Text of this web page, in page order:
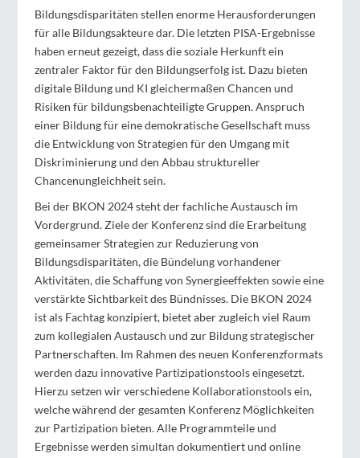
Bildungsdisparitäten stellen enorme Herausforderungen
für alle Bildungsakteure dar. Die letzten PISA-Ergebnisse
haben erneut gezeigt, dass die soziale Herkunft ein
zentraler Faktor für den Bildungserfolg ist. Dazu bieten
digitale Bildung und KI gleichermaßen Chancen und
Risiken für bildungsbenachteiligte Gruppen. Anspruch
einer Bildung für eine demokratische Gesellschaft muss
die Entwicklung von Strategien für den Umgang mit
Diskriminierung und den Abbau struktureller
Chancenungleichheit sein.
Bei der BKON 2024 steht der fachliche Austausch im
Vordergrund. Ziele der Konferenz sind die Erarbeitung
gemeinsamer Strategien zur Reduzierung von
Bildungsdisparitäten, die Bündelung vorhandener
Aktivitäten, die Schaffung von Synergieeffekten sowie eine
verstärkte Sichtbarkeit des Bündnisses. Die BKON 2024
ist als Fachtag konzipiert, bietet aber zugleich viel Raum
zum kollegialen Austausch und zur Bildung strategischer
Partnerschaften. Im Rahmen des neuen Konferenzformats
werden dazu innovative Partizipationstools eingesetzt.
Hierzu setzen wir verschiedene Kollaborationstools ein,
welche während der gesamten Konferenz Möglichkeiten
zur Partizipation bieten. Alle Programmteile und
Ergebnisse werden simultan dokumentiert und online